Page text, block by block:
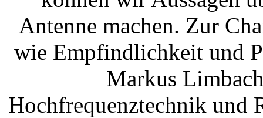
Antenne machen. Zur
wie Empfindlichkeit und
Markus
Hochfrequenztechnik und